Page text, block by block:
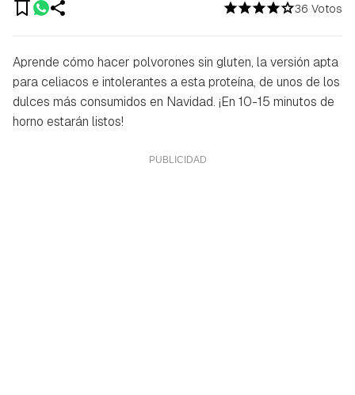
36 Votos
Aprende cómo hacer polvorones sin gluten, la versión apta
para celiacos e intolerantes a esta proteína, de unos de los
dulces más consumidos en Navidad. ¡En 10-15 minutos de
horno estarán listos!